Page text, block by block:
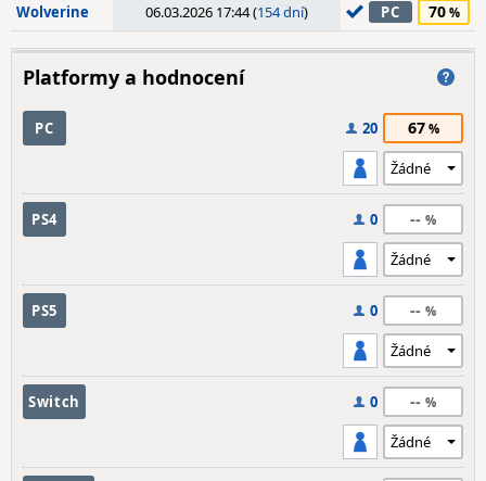
Wolverine 06.03.2026 17:44 (154 dní) PC 70
Platformy a hodnocení
PC 20 67
PS4 0 --
PS5 0 --
Switch 0 --